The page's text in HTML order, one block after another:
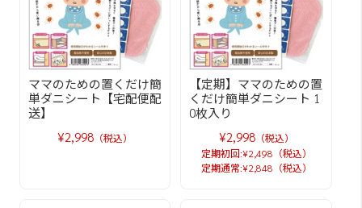
ママのための置くだけ簡
単ダニシート【宅配便配
送】
¥2,998 （税込）
【定期】ママのための置
くだけ簡単ダニシート 1
0枚入り
¥2,998（税込）
定期初回:¥2,498（税込）
定期通常:¥2,848（税込）